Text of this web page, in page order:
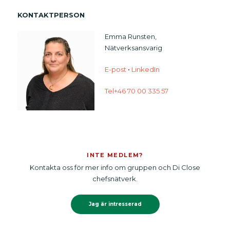
KONTAKTPERSON
Emma Runsten,
Nätverksansvarig
E-post• LinkedIn
Tel+46 70 00 335 57
INTE MEDLEM?
Kontakta oss för mer info om gruppen och Di Close
chefsnätverk.
Jag är intresserad